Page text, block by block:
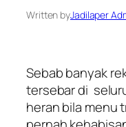
Written byJadilaper
Sebab banyak
tersebar di
heran bila menu